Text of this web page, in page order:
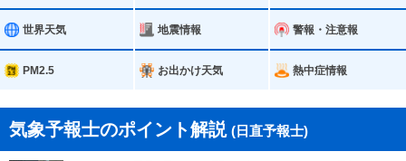
世界天気 地震情報 警報・注意報
PM2.5 お出かけ天気 熱中症情報
気象予報士のポイント解説 (日直予報士)